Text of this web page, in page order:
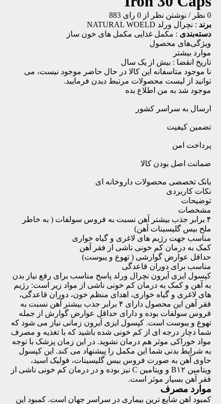
0 نظر / نوشتن نظر از 0 رای
883
برند : نچرال ورلد NATURAL WOELD
دسته‌بندی : مکمل غذایی مکمل های خون ساز
ویژگی‌های محصول
موارد بیشتر
تاریخ انقضا : بیش از یک سال
نا موجود متاسفانه این کالا در حال حاضر موجود نیست، می
توانید از لیست محصولات مرتبط دیدن فرمایید.
موجود شد به من اطلاع بده
ارسال به سراسر کشور
تضمین کیفیت
پرداخت امن
ضمانت اصل بودن کالا
بانک تخصصی محصولات داروخانه ای
نکات کاربردی
توضیحات
مشخصات
۴ برابر جذب بیشتر آهن نسبت به فروس سولفات ( به خاطر
ملح بیس گلیسینات آهن)
مناسب جهت رژیم های لاغری و گیاه خواری
کمک به درمان کم خونی ناشی از فقر آهن
حداقل عوارض گوارشی ( تهوع و یبوست)
مناسب برای دوران قاعدگی
کپسول ایزی آیرون نچرال ورلد پاسخ مناسب برای رفع نیاز بدن
به آهن و کمک به درمان کم خونی ناشی از مواد زیر است: رژیم
های لاغری و گیاه خواری، اهدای منظم خون، دوران قاعدگی،
فقر آهن این محصول دارای ۴ برابر جذب بیشتر آهن نسبت به
فروس سولفات بوده و دارای حداقل عوارض گوارش از جمله
تهوع و یبوست است. کپسول ایزی آیرون زمانی نیاز می شود که
شما دچار درجه ای از کم خونی شده باشید که با تغذیه و مصرف
مواد خوراکی موثر هم درمان نشوید. در این زمان پزشک با توجه
به شرایط بدنی شما این مکمل را پیشنهاد می کند. این کپسول
حاوی آهن به صورت فروس بیس گلیسینات، فولیک اسید،
ویتامین B۱۲ و ویتامین C نیز بوده و در درمان کم خونی ناشی از
فقر آهن بسیار موثر است.
موارد مصرف
کمبود اهن شایع ترین بیماری در سراسر جهان است. کمبود این